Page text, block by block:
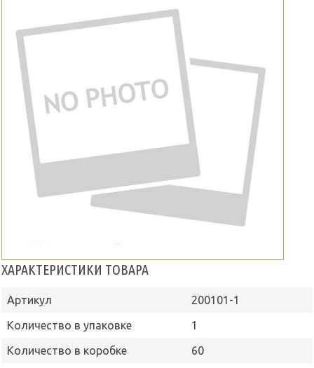
ХАРАКТЕРИСТИКИ ТОВАРА
Артикул
200101-1
Количество в упаковке
1
Количество в коробке
60